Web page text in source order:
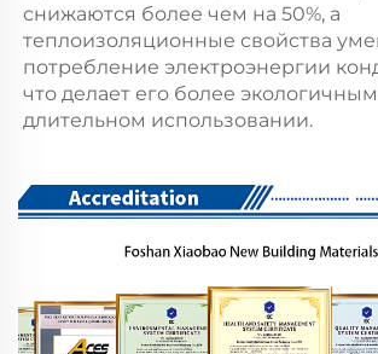
снижаются более чем на 50%, а
теплоизоляционные свойства
потребление электроэнергии
что делает его более
длительном использовании.